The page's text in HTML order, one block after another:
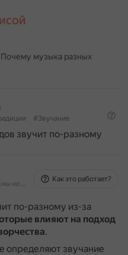
Почему музыка разных
#Звучание
звучит по-разному
На основе источников, возможны неточности
Как это работает?
по-разному из-за
влияют на подход
.
определяют звучание